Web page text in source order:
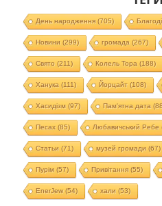
День народження(705)
Новини (299) громада (267)
Свято (211) Колель Тора (188)
Ханука (111) Йорцайт (108)
Хасидізм (97) Пам'ятна дата
Песах(85) Любавичський Ребе
Статьи (71) музей громади (67)
Пурім (57) Привітання(55)
EnerJew(54) хали (53)